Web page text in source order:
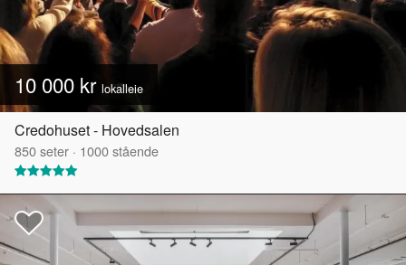
10 000 kr lokalleie
Credohuset - Hovedsalen
850seter · 1000stående